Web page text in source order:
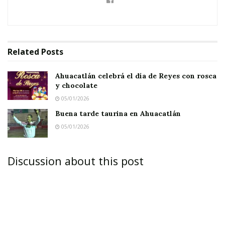
ropas y joyas fue a visitar a la anciana mientras
en la casa vio a la anciana sentada contra la
pared y a un niñito gateando junto a ella.
¿Dónde está ese gran jefe del que me hablaste
ayer?
Related Posts
Ahuacatlán celebrá el día de Reyes con rosca
y chocolate
05/01/2026
Buena tarde taurina en Ahuacatlán
05/01/2026
Discussion about this post